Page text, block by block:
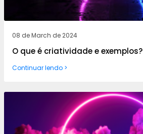
08 de March de 2024
O que é criatividade e exemplos?
Continuar lendo >